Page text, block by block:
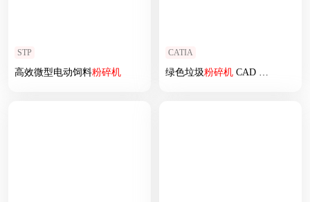
STP
高效微型电动饲料粉碎机
CATIA
绿色垃圾粉碎机CAD 模型